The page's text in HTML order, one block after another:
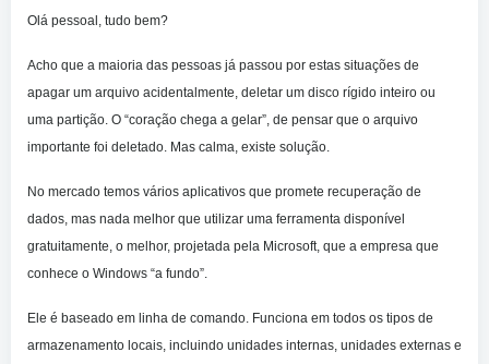
Olá pessoal, tudo bem?
Acho que a maioria das pessoas já passou por estas situações de
apagar um arquivo acidentalmente, deletar um disco rígido inteiro ou
uma partição. O “coração chega a gelar”, de pensar que o arquivo
importante foi deletado. Mas calma, existe solução.
No mercado temos vários aplicativos que promete recuperação de
dados, mas nada melhor que utilizar uma ferramenta disponível
gratuitamente, o melhor, projetada pela Microsoft, que a empresa que
conhece o Windows “a fundo”.
Ele é baseado em linha de comando. Funciona em todos os tipos de
armazenamento locais, incluindo unidades internas, unidades externas e